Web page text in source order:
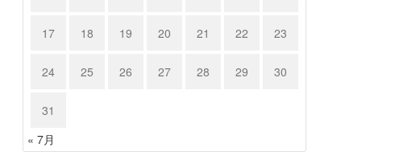
17 18 19 20 21 22 23
24 25 26 27 28 29 30
31
« 7月